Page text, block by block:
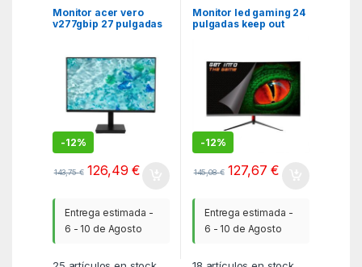
Monitor acer vero
v277gbip 27 pulgadas
-12%
143,75€ 126,49€
Entrega estimada -
6 - 10 de Agosto
Monitor led gaming 24
pulgadas keep out
-12%
145,08€ 127,67€
Entrega estimada -
6 - 10 de Agosto